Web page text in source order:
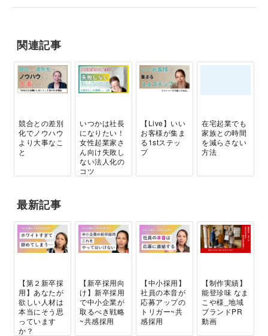
関連記事
競合との差別
化でノウハウ
より大事なこ
と
いつかは社長
になりたい！
女性起業家さ
ん向け失敗し
ない法人化の
コツ
【Live】いい
お客様が集ま
る1stステッ
プ
在宅起業でも
家族との時間
を減らさない
方法
最新記事
【第２新卒採
用】あなたが
欲しい人材は
本当にそう思
っています
か？
【新卒採用向
け】新卒採用
で中小企業が
取るべき戦略
~共感採用
【中小採用】
社員の本音が
応募アップの
トリガー~共
感採用
【制作実績】
能登珍味 なま
こや様_地域
ブランドPR
動画